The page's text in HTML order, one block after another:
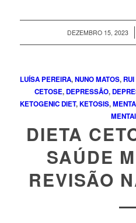
DEZEMBRO 15, 2023
/
LUÍSA PEREIRA,NUNO MATOS,
CETOSE,DEPRESSÃO,
KETOGENIC DIET,KETOSIS,
DIETA
SAÚDE
REVISÃO